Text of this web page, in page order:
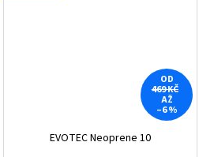
OD
469 KČ
AŽ
–6 %
EVOTEC Neoprene 10